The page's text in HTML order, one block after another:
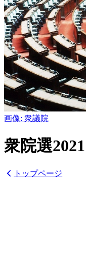
画像: 衆議院
衆院選2021
トップページ